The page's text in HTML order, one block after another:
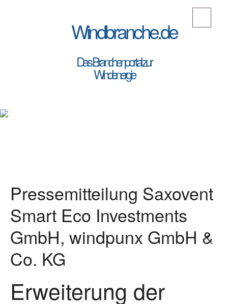
Windbranche.de
Das Branchenportal zur
Windenergie
Pressemitteilung Saxovent
Smart Eco Investments
GmbH, windpunx GmbH &
Co. KG
Erweiterung der